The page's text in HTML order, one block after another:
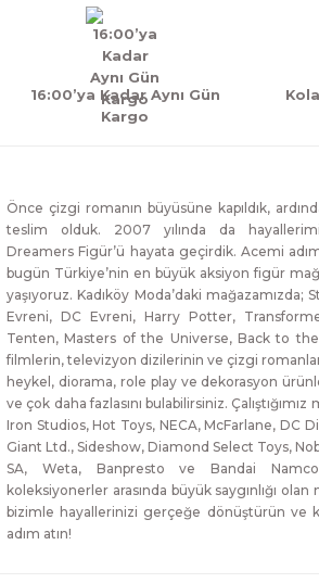
16:00’ya Kadar Aynı Gün
Kargo
Önce çizgi romanın büyüsüne kapıldık,
teslim olduk. 2007 yılında da
Dreamers Figür’ü hayata geçirdik. Acemi
bugün Türkiye’nin en büyük aksiyon figür
yaşıyoruz. Kadıköy Moda’daki mağazamızda;
Evreni, DC Evreni, Harry Potter,
Tenten, Masters of the Universe, Back to
filmlerin, televizyon dizilerinin ve çizgi
heykel, diorama, role play ve dekorasyon
ve çok daha fazlasını bulabilirsiniz. Çalıştığımız
Iron Studios, Hot Toys, NECA, McFarlane, DC
Giant Ltd., Sideshow, Diamond Select Toys,
SA, Weta, Banpresto ve Bandai
koleksiyonerler arasında büyük saygınlığı
bizimle hayallerinizi gerçeğe dönüştürün ve
adım atın!